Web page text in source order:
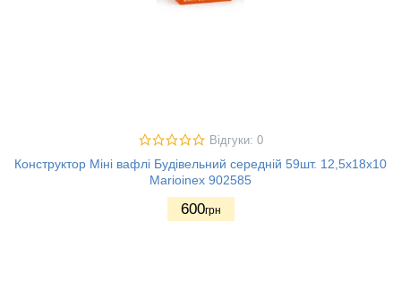
Відгуки: 0
Конструктор Міні вафлі Будівельний середній 59шт. 12,5х18х10
Marioinex 902585
600грн